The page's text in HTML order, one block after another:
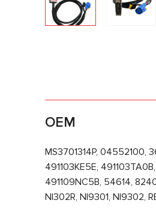
OEM
MS3701314P, 04552100,
491103KE5E,
491109NC5B, 54614,
NI302R, NI9301, NI9302,